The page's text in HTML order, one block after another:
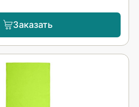
Заказать